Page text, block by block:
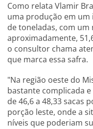
Como relata Vlamir
uma produção em um
de toneladas, com
aproximadamente,
o consultor chama
que marca essa safra.
"Na região oeste do
bastante complicada
de 46,6 a 48,33 sacas
porção leste, onde a
níveis que poderiam